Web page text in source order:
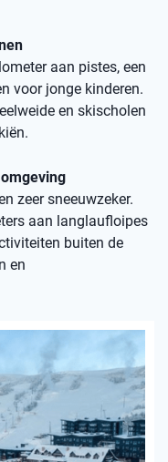
aan pistes, een
voor jonge kinderen.
en skischolen
zeer sneeuwzeker.
aan langlaufloipes
buiten de
en